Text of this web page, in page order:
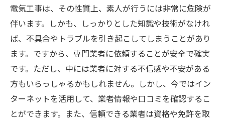
電気工事は、その性質上、素人が行うには非常に危険が
伴います。しかも、しっかりとした知識や技術がなけれ
ば、不具合やトラブルを引き起こしてしまうことがあり
ます。ですから、専門業者に依頼することが安全で確実
です。ただし、中には業者に対する不信感や不安がある
方もいらっしゃるかもしれません。しかし、今ではイン
ターネットを活用して、業者情報や口コミを確認するこ
とができます。また、信頼できる業者は資格や免許を取